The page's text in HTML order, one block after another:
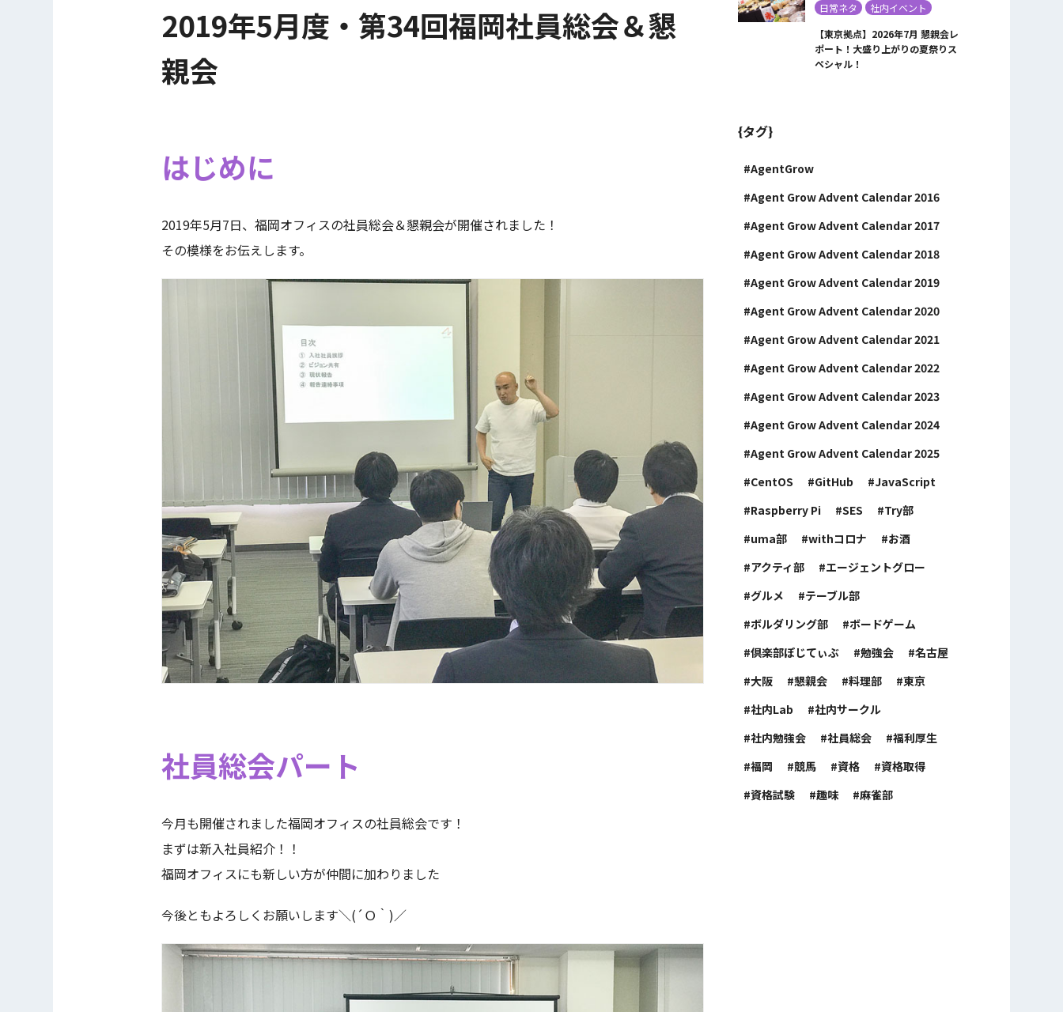
2019年5月度・第34回福岡社員総会＆懇
親会
はじめに
2019年5月7日、福岡オフィスの社員総会＆懇親会が開催されました！
その模様をお伝えします。
社員総会パート
今月も開催されました福岡オフィスの社員総会です！
まずは新入社員紹介！！
福岡オフィスにも新しい方が仲間に加わりました
今後ともよろしくお願いします＼(´Ｏ｀)／
日常ネタ
社内イベント
【東京拠点】2026年7月 懇親会レ
ポート！大盛り上がりの夏祭りス
ペシャル！
{タグ}
AgentGrow
Agent Grow Advent Calendar 2016
Agent Grow Advent Calendar 2017
Agent Grow Advent Calendar 2018
Agent Grow Advent Calendar 2019
Agent Grow Advent Calendar 2020
Agent Grow Advent Calendar 2021
Agent Grow Advent Calendar 2022
Agent Grow Advent Calendar 2023
Agent Grow Advent Calendar 2024
Agent Grow Advent Calendar 2025
CentOS
GitHub
JavaScript
Raspberry Pi
SES
Try部
uma部
withコロナ
お酒
アクティ部
エージェントグロー
グルメ
テーブル部
ボルダリング部
ボードゲーム
倶楽部ぽじてぃぶ
勉強会
名古屋
大阪
懇親会 料理部
東京
社内Lab
社内サークル
社内勉強会
社員総会
福利厚生
福岡
競馬 資格
資格取得
資格試験
趣味 麻雀部